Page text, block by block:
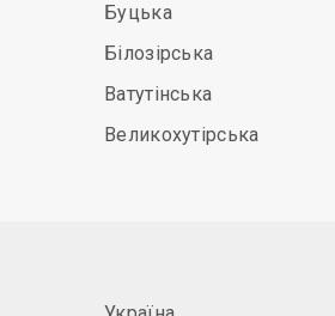
Буцька
Білозірська
Ватутінська
Великохутірська